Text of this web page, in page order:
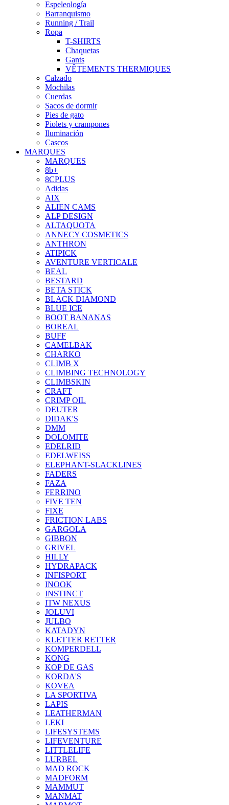
Espeleología
Barranquismo
Running / Trail
Ropa
T-SHIRTS
Chaquetas
Gants
VÊTEMENTS THERMIQUES
Calzado
Mochilas
Cuerdas
Sacos de dormir
Pies de gato
Piolets y crampones
Iluminación
Cascos
MARQUES
MARQUES
8b+
8CPLUS
Adidas
AIX
ALIEN CAMS
ALP DESIGN
ALTAQUOTA
ANNECY COSMETICS
ANTHRON
ATIPICK
AVENTURE VERTICALE
BEAL
BESTARD
BETA STICK
BLACK DIAMOND
BLUE ICE
BOOT BANANAS
BOREAL
BUFF
CAMELBAK
CHARKO
CLIMB X
CLIMBING TECHNOLOGY
CLIMBSKIN
CRAFT
CRIMP OIL
DEUTER
DIDAK'S
DMM
DOLOMITE
EDELRID
EDELWEISS
ELEPHANT-SLACKLINES
FADERS
FAZA
FERRINO
FIVE TEN
FIXE
FRICTION LABS
GARGOLA
GIBBON
GRIVEL
HILLY
HYDRAPACK
INFISPORT
INOOK
INSTINCT
ITW NEXUS
JOLUVI
JULBO
KATADYN
KLETTER RETTER
KOMPERDELL
KONG
KOP DE GAS
KORDA'S
KOVEA
LA SPORTIVA
LAPIS
LEATHERMAN
LEKI
LIFESYSTEMS
LIFEVENTURE
LITTLELIFE
LURBEL
MAD ROCK
MADFORM
MAMMUT
MANMAT